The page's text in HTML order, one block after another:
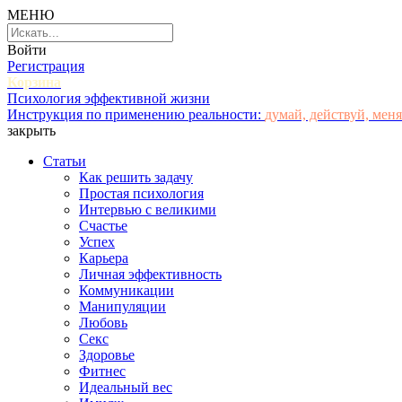
МЕНЮ
Войти
Регистрация
Корзина
Психология эффективной жизни
Инструкция по применению реальности: думай, действуй,
закрыть
Статьи
Как решить задачу
Простая психология
Интервью с великими
Счастье
Успех
Карьера
Личная эффективность
Коммуникации
Манипуляции
Любовь
Секс
Здоровье
Фитнес
Идеальный вес